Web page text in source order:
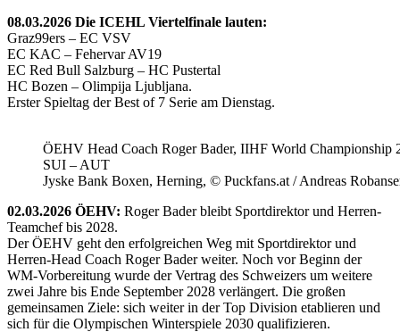
08.03.2026 Die ICEHL Viertelfinale lauten:
Graz99ers – EC VSV
EC KAC – Fehervar AV19
EC Red Bull Salzburg – HC Pustertal
HC Bozen – Olimpija Ljubljana.
Erster Spieltag der Best of 7 Serie am Dienstag.
ÖEHV Head Coach Roger Bader, IIHF World Championship
SUI – AUT
Jyske Bank Boxen, Herning, © Puckfans.at / Andreas
02.03.2026 ÖEHV: Roger Bader bleibt Sportdirektor und Herren-
Teamchef bis 2028.
Der ÖEHV geht den erfolgreichen Weg mit Sportdirektor und
Herren-Head Coach Roger Bader weiter. Noch vor Beginn der
WM-Vorbereitung wurde der Vertrag des Schweizers um weitere
zwei Jahre bis Ende September 2028 verlängert. Die großen
gemeinsamen Ziele: sich weiter in der Top Division etablieren und
sich für die Olympischen Winterspiele 2030 qualifizieren.